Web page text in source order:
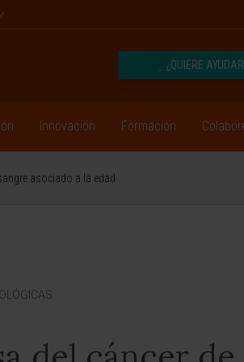
¿QUIERE
Innovación Formación
asociado a la edad